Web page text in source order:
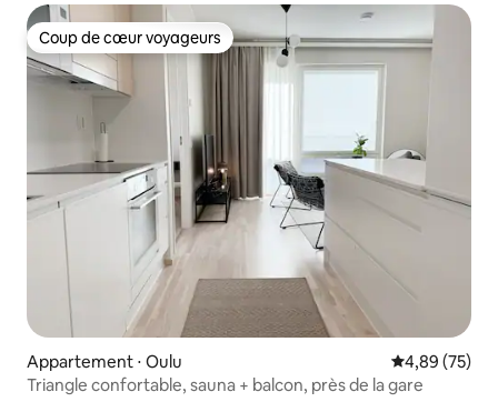
Coup de cœur voyageurs
Coup de cœur voyageurs
Appartement ⋅ Oulu Évaluation
4,89 (75)
Triangle confortable, sauna + balcon, près de la gare